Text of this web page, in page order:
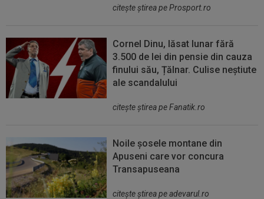
citeşte ştirea pe Prosport.ro
Cornel Dinu, lăsat lunar fără
3.500 de lei din pensie din cauza
finului său, Țălnar. Culise neștiute
ale scandalului
citeşte ştirea pe Fanatik.ro
Noile șosele montane din
Apuseni care vor concura
Transapuseana
citeşte ştirea pe adevarul.ro